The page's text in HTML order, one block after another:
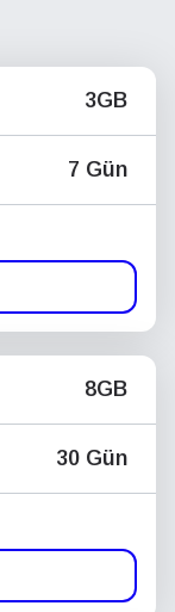
3GB
7 Gün
8GB
30 Gün